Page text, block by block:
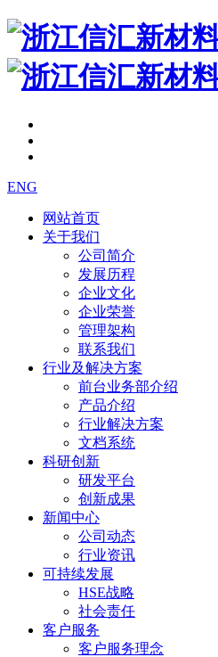
ENG
网站首页
关于我们
公司简介
发展历程
企业文化
企业荣誉
管理架构
联系我们
行业及解决方案
前台业务部介绍
产品介绍
行业解决方案
文档系统
科研创新
研发平台
创新成果
新闻中心
公司动态
行业资讯
可持续发展
HSE战略
社会责任
客户服务
客户服务理念